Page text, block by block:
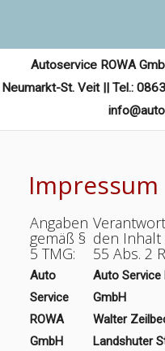
Autoservice ROWA
Neumarkt-St. Veit || Tel.:
Impressum
Angaben
gemäß §
5 TMG:
Auto
Service
ROWA
GmbH
den Inhalt
55 Abs. 2
Auto Service
GmbH
Walter
Landshuter